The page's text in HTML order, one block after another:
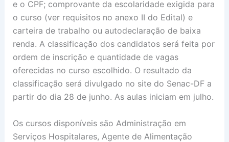
e o CPF; comprovante da escolaridade exigida para
o curso (ver requisitos no anexo II do Edital) e
carteira de trabalho ou autodeclaração de baixa
renda. A classificação dos candidatos será feita por
ordem de inscrição e quantidade de vagas
oferecidas no curso escolhido. O resultado da
classificação será divulgado no site do Senac-DF a
partir do dia 28 de junho. As aulas iniciam em julho.
Os cursos disponíveis são Administração em
Serviços Hospitalares, Agente de Alimentação